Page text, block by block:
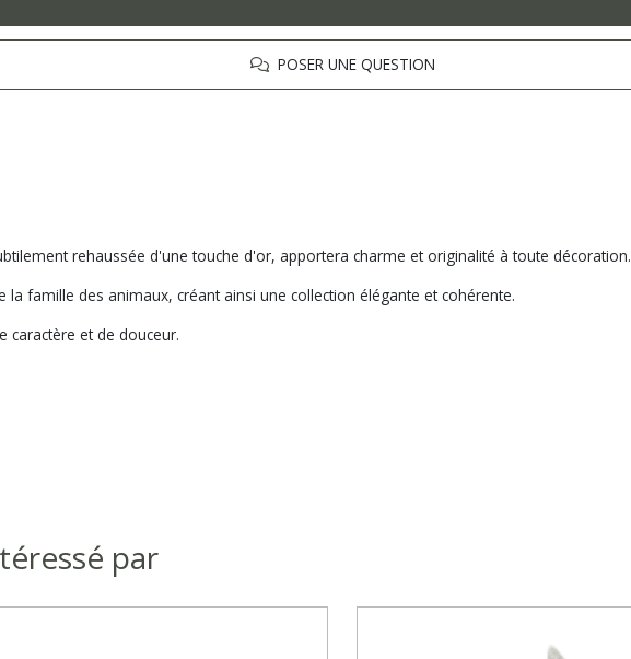
POSER UNE QUESTION
rehaussée d'une touche d'or, apportera charme et originalité à toute décoration.
famille des animaux, créant ainsi une collection élégante et cohérente.
caractère et de douceur.
par